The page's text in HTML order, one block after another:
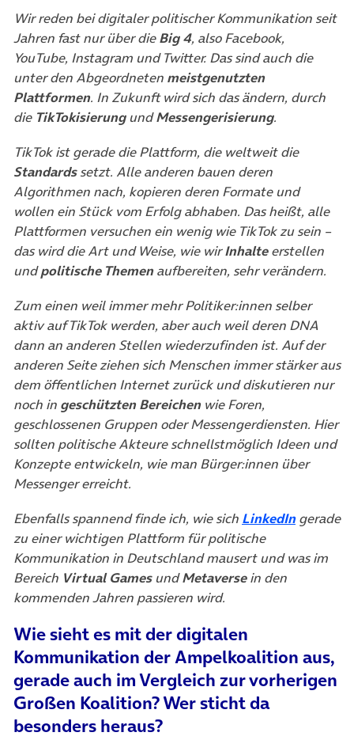
Wir reden bei digitaler politischer Kommunikation seit
Jahren fast nur über dieBig 4, also Facebook,
YouTube, Instagram und Twitter. Das sind auch die
unter den Abgeordneten meistgenutzten
Plattformen. In Zukunft wird sich das ändern, durch
die TikTokisierungundMessengerisierung.
TikTok ist gerade die Plattform, die weltweit die
Standardssetzt. Alle anderen bauen deren
Algorithmen nach, kopieren deren Formate und
wollen ein Stück vom Erfolg abhaben. Das heißt, alle
Plattformen versuchen ein wenig wie TikTok zu sein –
das wird die Art und Weise, wie wirInhalteerstellen
undpolitische Themenaufbereiten, sehr verändern.
Zum einen weil immer mehr Politiker:innen selber
aktiv auf TikTok werden, aber auch weil deren DNA
dann an anderen Stellen wiederzufinden ist. Auf der
anderen Seite ziehen sich Menschen immer stärker aus
dem öffentlichen Internet zurück und diskutieren nur
noch in geschützten Bereichenwie Foren,
geschlossenen Gruppen oder Messengerdiensten. Hier
sollten politische Akteure schnellstmöglich Ideen und
Konzepte entwickeln, wie man Bürger:innen über
Messenger erreicht.
Ebenfalls spannend finde ich, wie sich LinkedIn(öffnet in
gerade
zu einer wichtigen Plattform für politische
Kommunikation in Deutschland mausert und was im
Bereich Virtual GamesundMetaversein den
kommenden Jahren passieren wird.
Wie sieht es mit der digitalen
Kommunikation der Ampelkoalition aus,
gerade auch im Vergleich zur vorherigen
Großen Koalition? Wer sticht da
besonders heraus?